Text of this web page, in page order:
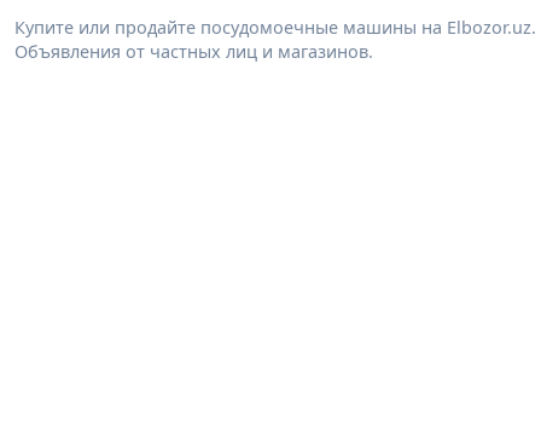
Купите или продайте посудомоечные машины на
Объявления от частных лиц и магазинов.